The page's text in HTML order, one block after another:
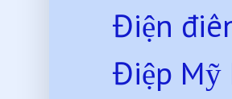
Điện
Điệp Mỹ